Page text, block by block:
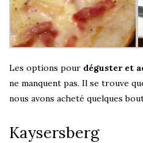
Les options pour déguster et
ne manquent pas. Il se trouve
nous avons acheté quelques
Kaysersberg